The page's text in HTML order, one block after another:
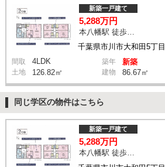
千葉県市川市大和田5丁目
新築一戸建て
5,288万円
本八幡駅 徒歩20分
間取 4LDK 築年 新築
土地 126.82㎡ 建物 86.67㎡
同じ学区の物件はこちら
新築一戸建て
5,288万円
本八幡駅 徒歩20分